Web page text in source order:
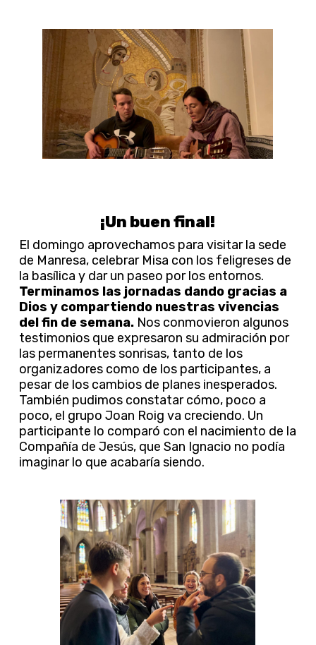
¡Un buen final!
El domingo aprovechamos para visitar la sede
de Manresa, celebrar Misa con los feligreses de
la basílica y dar un paseo por los entornos.
Terminamos las jornadas dando gracias a
Dios y compartiendo nuestras vivencias
del fin de semana.Nos conmovieron algunos
testimonios que expresaron su admiración por
las permanentes sonrisas, tanto de los
organizadores como de los participantes, a
pesar de los cambios de planes inesperados.
También pudimos constatar cómo, poco a
poco, el grupo Joan Roig va creciendo. Un
participante lo comparó con el nacimiento de la
Compañía de Jesús, que San Ignacio no podía
imaginar lo que acabaría siendo.